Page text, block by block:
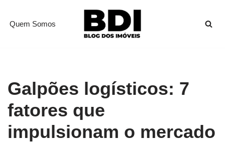
Pular
Quem Somos
Galpões logísticos: 7
fatores que
impulsionam o mercado